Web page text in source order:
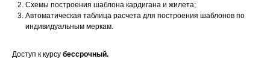
Схемы построения шаблона кардигана и жилета;
Автоматическая таблица расчета для построения шаблонов по
индивидуальным меркам.
Доступ к курсу бессрочный.